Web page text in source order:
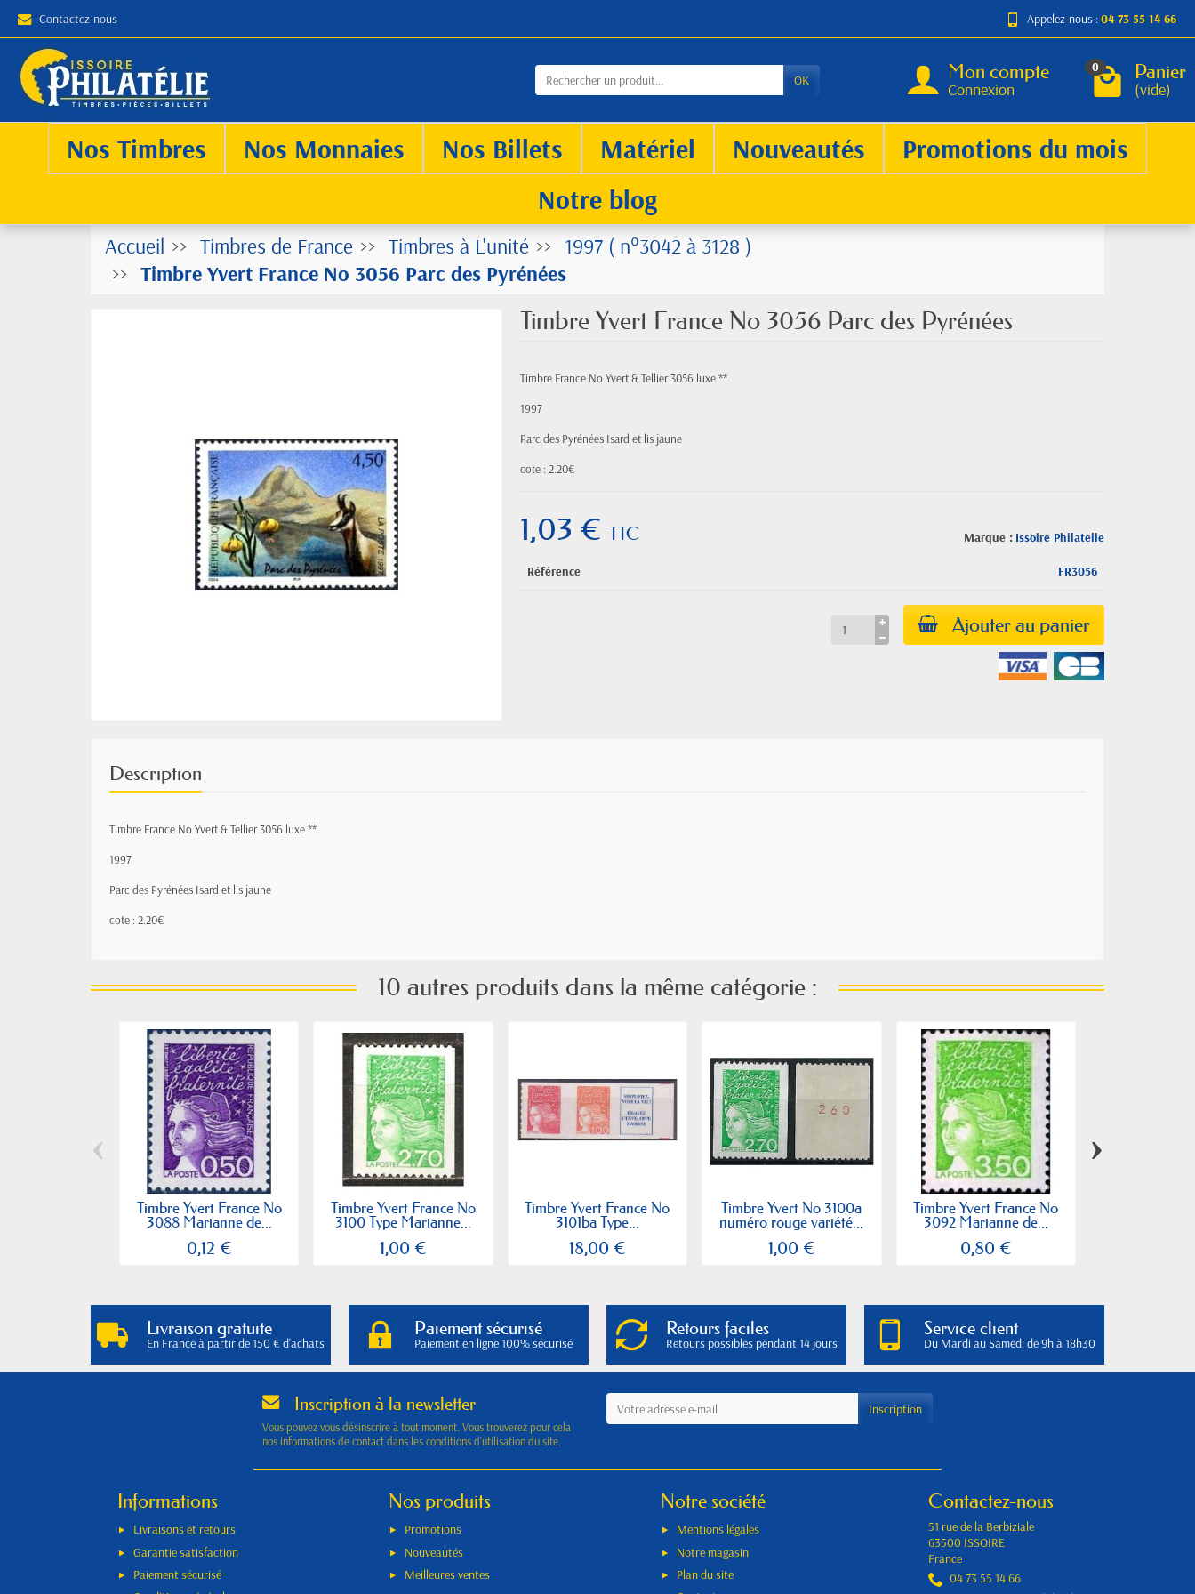
Contactez-nous Appelez-nous :04 73 55 14 66
OK Mon compte
Connexion
0 Panier
(vide)
Nos Timbres Nos Monnaies Nos Billets Matériel Nouveautés
Promotions du mois
Notre blog
Accueil Timbres de France Timbres à L'unité
1997 ( n°3042 à 3128 )
Timbre Yvert France No 3056 Parc des Pyrénées
Timbre Yvert France No 3056 Parc des Pyrénées
Timbre France No Yvert & Tellier 3056 luxe **
1997
Parc des Pyrénées Isard et lis jaune
cote : 2.20€
Marque : Issoire Philatelie
1,03 €TTC
Référence FR3056
Ajouter au panier
Description
Timbre France No Yvert & Tellier 3056 luxe **
1997
Parc des Pyrénées Isard et lis jaune
cote : 2.20€
10 autres produits dans la même catégorie :
Timbre Yvert France No
3088 Marianne de...
0,12 €
Timbre Yvert France No
3100 Type Marianne...
1,00 €
Timbre Yvert France No
3101ba Type...
18,00 €
Timbre Yvert No 3100a
numéro rouge variété...
1,00 €
Timbre Yvert France No
3092 Marianne de...
0,80 €
‹ ›
Livraison gratuite
En France à partir de 150 € d'achats
Paiement sécurisé
Paiement en ligne 100% sécurisé
Retours faciles
Retours possibles pendant 14 jours
Service client
Du Mardi au Samedi de 9h à 18h30
Inscription à la newsletter
Vous pouvez vous désinscrire à tout moment. Vous trouverez pour cela
nos informations de contact dans les conditions d'utilisation du site.
Informations
Livraisons et retours
Garantie satisfaction
Paiement sécurisé
Nos produits
Promotions
Nouveautés
Meilleures ventes
Notre société
Mentions légales
Notre magasin
Plan du site
Contactez-nous
51 rue de la Berbiziale
63500 ISSOIRE
France
04 73 55 14 66